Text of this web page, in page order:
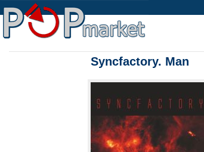
Syncfactory. Man